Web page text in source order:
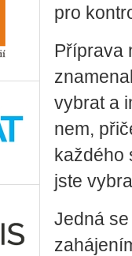
pro
Pří­pra­va
vy­brat a
nem,
kaž­dé­ho
jste
Jedná